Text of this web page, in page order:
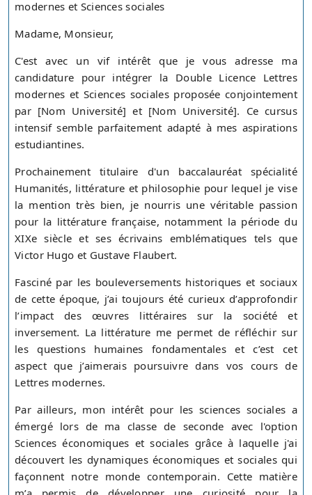
modernes et Sciences sociales
Madame, Monsieur,
C'est avec un vif intérêt que je vous adresse ma
candidature pour intégrer la Double Licence Lettres
modernes et Sciences sociales proposée conjointement
par [Nom Université] et [Nom Université]. Ce cursus
intensif semble parfaitement adapté à mes aspirations
estudiantines.
Prochainement titulaire d'un baccalauréat spécialité
Humanités, littérature et philosophie pour lequel je vise
la mention très bien, je nourris une véritable passion
pour la littérature française, notamment la période du
XIXe siècle et ses écrivains emblématiques tels que
Victor Hugo et Gustave Flaubert.
Fasciné par les bouleversements historiques et sociaux
de cette époque, j’ai toujours été curieux d’approfondir
l’impact des œuvres littéraires sur la société et
inversement. La littérature me permet de réfléchir sur
les questions humaines fondamentales et c’est cet
aspect que j’aimerais poursuivre dans vos cours de
Lettres modernes.
Par ailleurs, mon intérêt pour les sciences sociales a
émergé lors de ma classe de seconde avec l'option
Sciences économiques et sociales grâce à laquelle j'ai
découvert les dynamiques économiques et sociales qui
façonnent notre monde contemporain. Cette matière